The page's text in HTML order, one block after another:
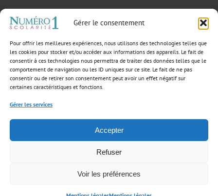
Gérer le consentement
Pour offrir les meilleures expériences, nous utilisons des technologies telles que
les cookies pour stocker et/ou accéder aux informations des appareils. Le fait de
consentir à ces technologies nous permettra de traiter des données telles que le
comportement de navigation ou les ID uniques sur ce site. Le fait de ne pas
consentir ou de retirer son consentement peut avoir un effet négatif sur
certaines caractéristiques et fonctions.
Gérer les services
Accepter
Refuser
Voir les préférences
rue des bourguignons
Soutien scolaire cours particuliers Massy (91300), 55 rue
Jeanne D’Arc
Tél :01 39 02 60 23
Copyright 2017 Numéro 1 Scolarité | Tous droits réservés |
×